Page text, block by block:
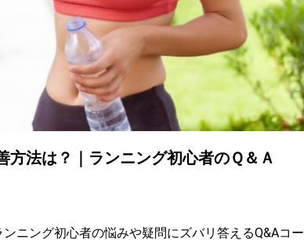
法は？｜ランニング初心者のＱ＆Ａ
ニング初心者の悩みや疑問にズバリ答えるQ&Aコー